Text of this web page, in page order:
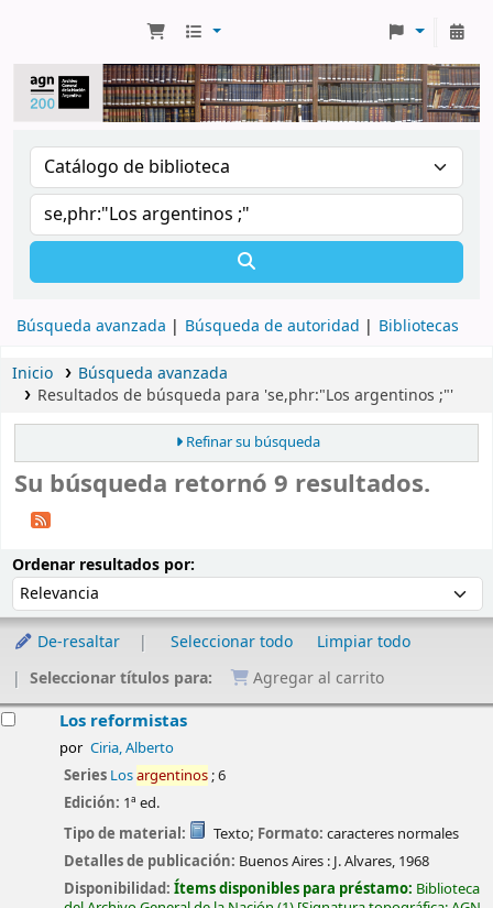
Búsqueda avanzada Búsqueda de autoridad Bibliotecas
Inicio
Búsqueda avanzada
Resultados de búsqueda para 'se,phr:"Los argentinos ;"'
Refinar su búsqueda
Su búsqueda retornó 9 resultados.
Ordenar resultados por:
De-resaltar Seleccionar todo
Limpiar todo
Seleccionar títulos para:
Agregar al carrito
Los reformistas
por Ciria, Alberto
Series Losargentinos; 6
Edición: 1ª ed.
Tipo de material:
Texto; Formato: caracteres normales
Detalles de publicación: Buenos Aires : J. Alvares, 1968
Disponibilidad:Ítems disponibles para préstamo: Biblioteca